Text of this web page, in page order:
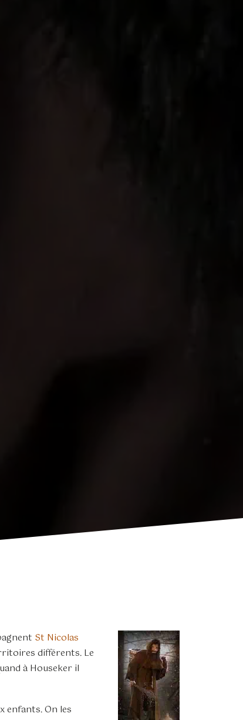
St Nicolas
différents. Le
à Houseker il
enfants. On les